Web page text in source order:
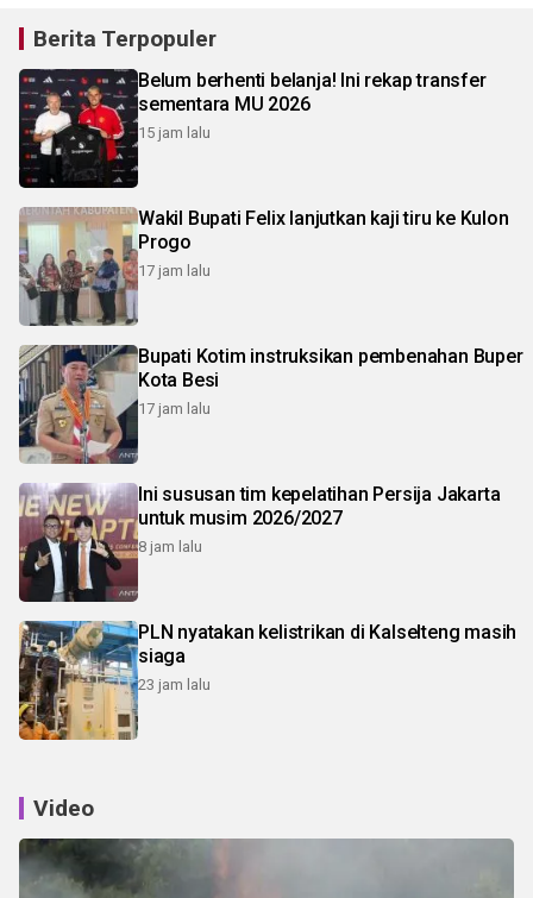
Berita Terpopuler
Belum berhenti belanja! Ini rekap transfer
sementara MU 2026
15 jam lalu
Wakil Bupati Felix lanjutkan kaji tiru ke Kulon
Progo
17 jam lalu
Bupati Kotim instruksikan pembenahan Buper
Kota Besi
17 jam lalu
Ini sususan tim kepelatihan Persija Jakarta
untuk musim 2026/2027
8 jam lalu
PLN nyatakan kelistrikan di Kalselteng masih
siaga
23 jam lalu
Video